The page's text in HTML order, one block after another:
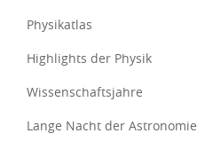
Physikatlas
Highlights der Physik
Wissenschaftsjahre
Lange Nacht der Astronomie